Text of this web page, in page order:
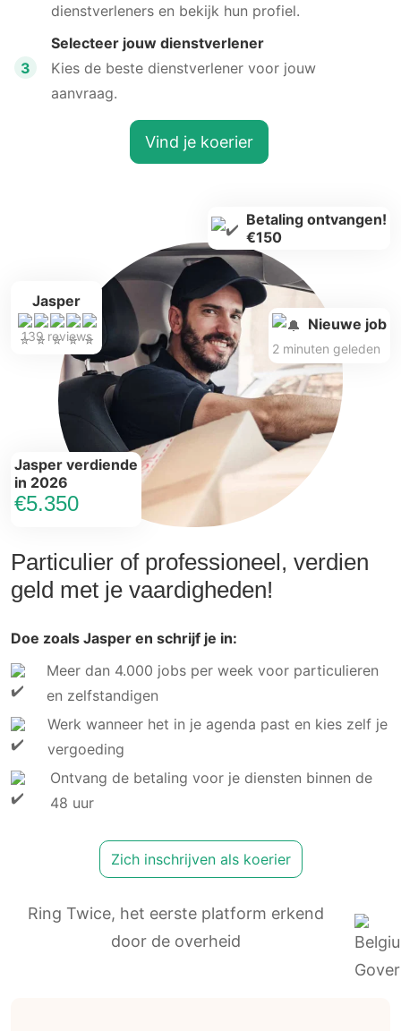
dienstverleners en bekijk hun profiel.
3
Selecteer jouw dienstverlener
Kies de beste dienstverlener voor jouw
aanvraag.
Vind je koerier
Particulier of professioneel, verdien
geld met je vaardigheden!
Doe zoals Jasper en schrijf je in:
Meer dan 4.000 jobs per week voor particulieren
en zelfstandigen
Werk wanneer het in je agenda past en kies zelf je
vergoeding
Ontvang de betaling voor je diensten binnen de
48 uur
Zich inschrijven als koerier
Jasper
139 reviews
Jasper verdiende
in 2026
€5.350
Betaling ontvangen!
€150
Nieuwe job
2 minuten geleden
Ring Twice, het eerste platform erkend
door de overheid